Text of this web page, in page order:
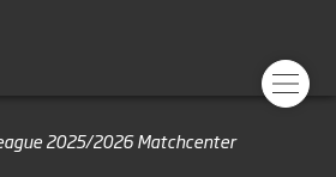
2025/2026 Matchcenter